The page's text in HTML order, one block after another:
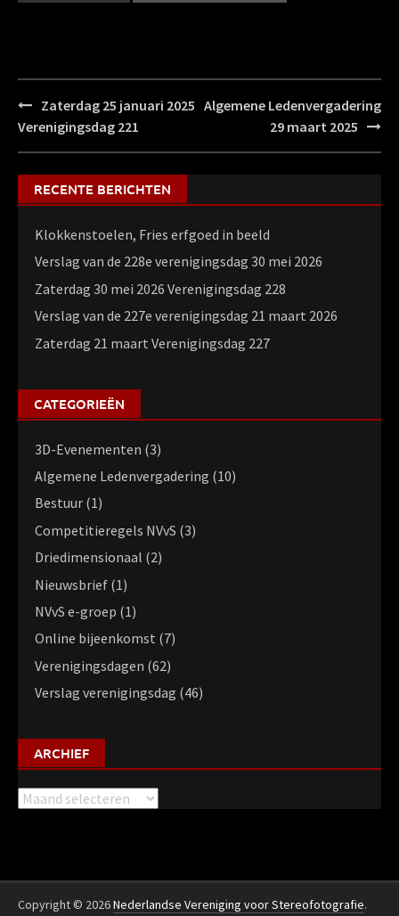
Bericht
navigatie
Zaterdag 25 januari 2025
Verenigingsdag 221
Algemene Ledenvergadering
29 maart 2025
RECENTE BERICHTEN
Klokkenstoelen, Fries erfgoed in beeld
Verslag van de 228e verenigingsdag 30 mei 2026
Zaterdag 30 mei 2026 Verenigingsdag 228
Verslag van de 227e verenigingsdag 21 maart 2026
Zaterdag 21 maart Verenigingsdag 227
CATEGORIEËN
3D-Evenementen (3)
Algemene Ledenvergadering (10)
Bestuur (1)
Competitieregels NVvS (3)
Driedimensionaal (2)
Nieuwsbrief (1)
NVvS e-groep (1)
Online bijeenkomst (7)
Verenigingsdagen (62)
Verslag verenigingsdag (46)
ARCHIEF
Archief
Copyright © 2026Nederlandse Vereniging voor Stereofotografie.